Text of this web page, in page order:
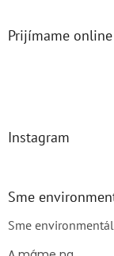
Prijímame
Instagram
Sme
Sme